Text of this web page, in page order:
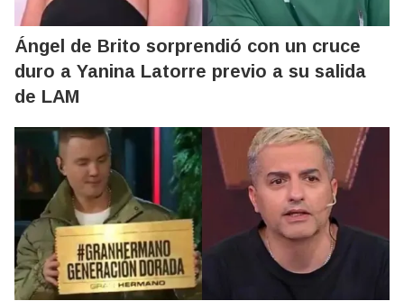
Ángel de Brito sorprendió con un cruce
duro a Yanina Latorre previo a su salida
de LAM